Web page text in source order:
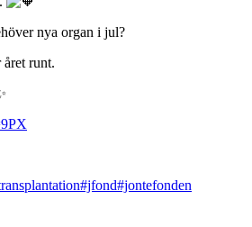
nya organ i jul?
året runt.
#jfond#jontefonden